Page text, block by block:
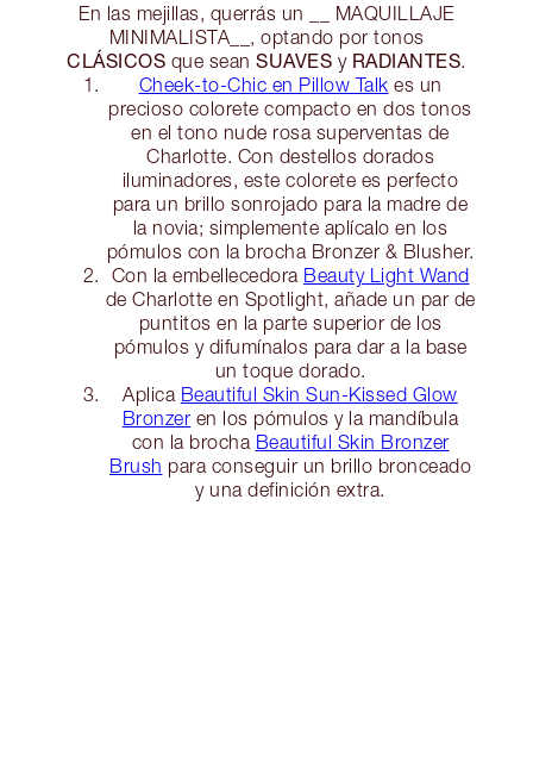
En las mejillas, querrás un __ MAQUILLAJE
MINIMALISTA__, optando por tonos
CLÁSICOS que seanSUAVES y RADIANTES.
Cheek-to-Chic en Pillow Talk es un
precioso colorete compacto en dos tonos
en el tono nude rosa superventas de
Charlotte. Con destellos dorados
iluminadores, este colorete es perfecto
para un brillo sonrojado para la madre de
la novia; simplemente aplícalo en los
pómulos con la brocha Bronzer & Blusher.
Con la embellecedora Beauty Light Wand
de Charlotte en Spotlight, añade un par de
puntitos en la parte superior de los
pómulos y difumínalos para dar a la base
un toque dorado.
Aplica Beautiful Skin Sun-Kissed Glow
Bronzer en los pómulos y la mandíbula
con la brocha Beautiful Skin Bronzer
Brush para conseguir un brillo bronceado
y una definición extra.